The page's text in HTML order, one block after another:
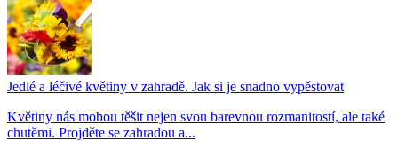
Jedlé a léčivé květiny v zahradě. Jak si je snadno vypěstovat
Květiny nás mohou těšit nejen svou barevnou rozmanitostí, ale také
chutěmi. Projděte se zahradou a...